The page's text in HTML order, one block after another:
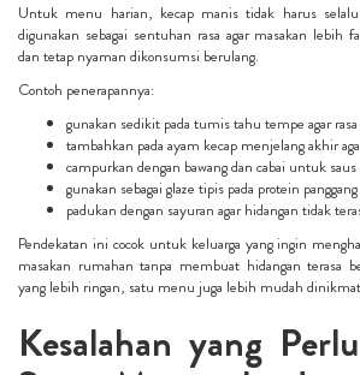
Untuk menu harian, kecap manis tidak harus
digunakan sebagai sentuhan rasa agar masakan lebih
dan tetap nyaman dikonsumsi berulang.
Contoh penerapannya:
gunakan sedikit pada tumis tahu tempe agar
tambahkan pada ayam kecap menjelang akhir
campurkan dengan bawang dan cabai untuk saus
gunakan sebagai glaze tipis pada protein panggang
padukan dengan sayuran agar hidangan tidak
Pendekatan ini cocok untuk keluarga yang ingin
masakan rumahan tanpa membuat hidangan terasa
yang lebih ringan, satu menu juga lebih mudah
Kesalahan yang